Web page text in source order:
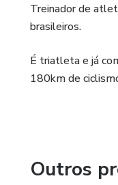
Treinador de
brasileiros.
É triatleta e já
180km de
Outros